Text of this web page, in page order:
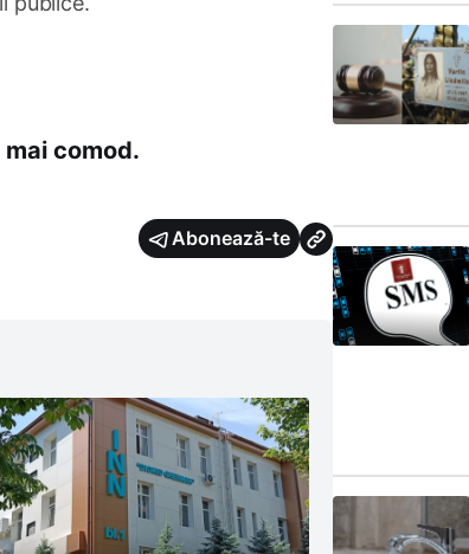
comod.
Abonează-te